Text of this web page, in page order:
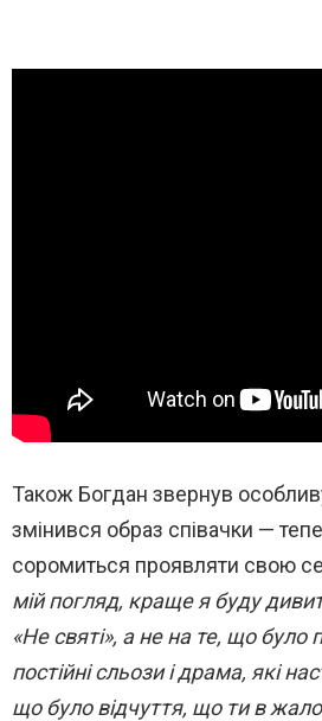
Також Богдан звернув
змінився образ співачки —
соромиться проявляти свою
мій погляд, краще я буду
«Не святі», а не на те, що було
постійні сльози і драма, які
що було відчуття, що ти в